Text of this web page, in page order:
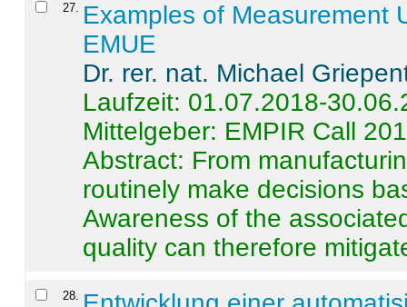
27. Examples of Measurement
EMUE
Dr. rer. nat. Michael
Laufzeit: 01.07.2018-
Mittelgeber: EMPIR Call
Abstract: From
routinely make decisions
Awareness of the
quality can therefore
28.